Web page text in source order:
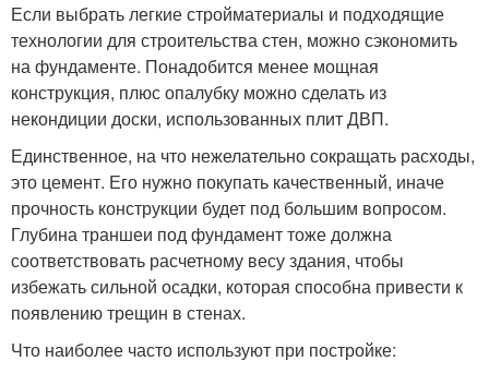
Если выбрать легкие стройматериалы и подходящие
технологии для строительства стен, можно сэкономить
на фундаменте. Понадобится менее мощная
конструкция, плюс опалубку можно сделать из
некондиции доски, использованных плит ДВП.
Единственное, на что нежелательно сокращать расходы,
это цемент. Его нужно покупать качественный, иначе
прочность конструкции будет под большим вопросом.
Глубина траншеи под фундамент тоже должна
соответствовать расчетному весу здания, чтобы
избежать сильной осадки, которая способна привести к
появлению трещин в стенах.
Что наиболее часто используют при постройке: